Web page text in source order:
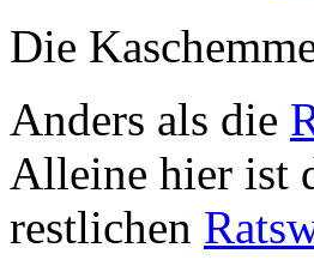
Die
Anders als die
Alleine hier ist
restlichen